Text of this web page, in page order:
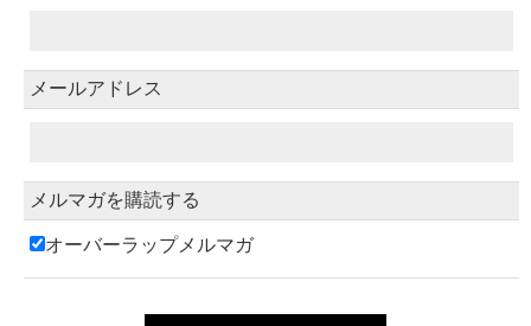
メールアドレス
メルマガを購読する
オーバーラップメルマガ